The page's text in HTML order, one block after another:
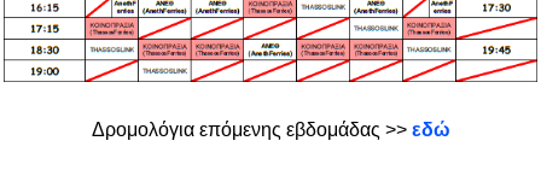
Δρομολόγια επόμενης εβδομάδας >> εδώ